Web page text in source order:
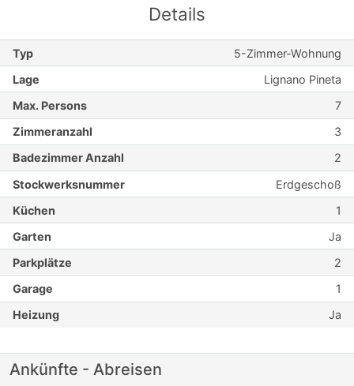
Details
Typ
5-Zimmer-Wohnung
Lage
Lignano Pineta
Max. Persons
7
Zimmeranzahl
3
Badezimmer Anzahl
2
Stockwerksnummer
Erdgeschoß
Küchen
1
Garten
Ja
Parkplätze
2
Garage
1
Heizung
Ja
Ankünfte - Abreisen